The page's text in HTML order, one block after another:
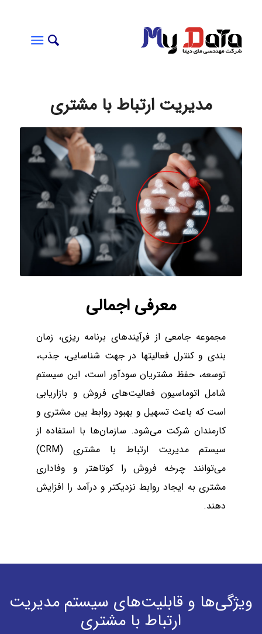
مدیریت ارتباط با مشتری
معرفی اجمالی
مجموعه جامعی از فرآیندهای برنامه ریزی، زمان
بندی و کنترل فعالیتها در جهت شناسایی، جذب،
توسعه، حفظ مشتریان سودآور است، این سیستم
شامل اتوماسیون فعالیت‌های فروش و بازاریابی
است که باعث تسهیل و بهبود روابط بین مشتری و
کارمندان شرکت می‌شود. سازمان‌ها با استفاده از
سیستم مدیریت ارتباط با مشتری (CRM)
می‌توانند چرخه فروش را کوتاهتر و وفاداری
مشتری به ایجاد روابط نزدیکتر و درآمد را افزایش
دهند.
ویژگی‌ها و قابلیت‌های سیستم مدیریت
ارتباط با مشتری